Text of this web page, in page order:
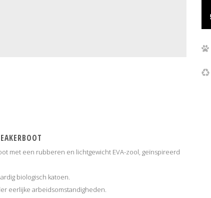
met een rubberen en lichtgewicht EVA-zool, geïnspireerd
biologisch katoen.
eerlijke arbeidsomstandigheden.